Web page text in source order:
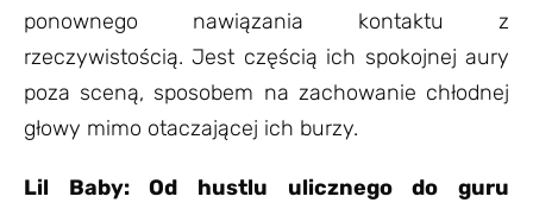
ponownego nawiązania kontaktu z
rzeczywistością. Jest częścią ich spokojnej aury
poza sceną, sposobem na zachowanie chłodnej
głowy mimo otaczającej ich burzy.
Lil Baby: Od hustlu ulicznego do guru